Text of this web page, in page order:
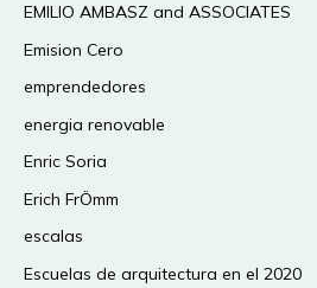
EMILIO AMBASZ and ASSOCIATES
Emision Cero
emprendedores
energia renovable
Enric Soria
Erich FrÖmm
escalas
Escuelas de arquitectura en el 2020